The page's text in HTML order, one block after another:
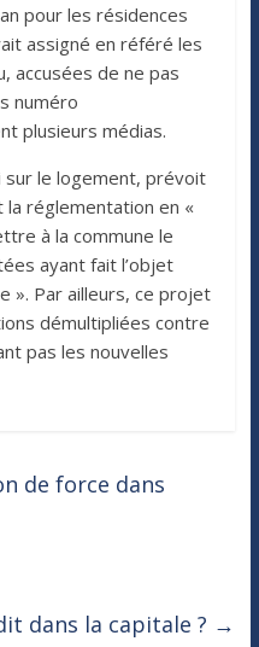
pour les résidences
assigné en référé les
accusées de ne pas
numéro
plusieurs médias.
sur le logement, prévoit
réglementation en «
à la commune le
ayant fait l’objet
». Par ailleurs, ce projet
démultipliées contre
pas les nouvelles
de force dans
dans la capitale ? →